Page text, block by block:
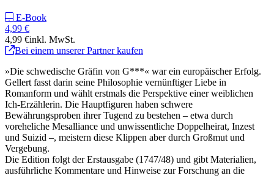
E-Book
4,99 €
4,99 €inkl. MwSt.
Bei einem unserer Partner kaufen
»Die schwedische Gräfin von G***« war ein europäischer Erfolg.
Gellert fasst darin seine Philosophie vernünftiger Liebe in
Romanform und wählt erstmals die Perspektive einer weiblichen
Ich-Erzählerin. Die Hauptfiguren haben schwere
Bewährungsproben ihrer Tugend zu bestehen – etwa durch
voreheliche Mesalliance und unwissentliche Doppelheirat, Inzest
und Suizid –, meistern diese Klippen aber durch Großmut und
Vergebung.
Die Edition folgt der Erstausgabe (1747/48) und gibt Materialien,
ausführliche Kommentare und Hinweise zur Forschung an die